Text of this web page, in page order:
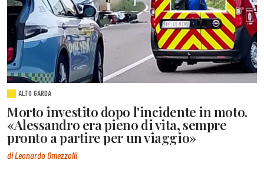
ALTO GARDA
Morto investito dopo l'incidente in moto.
«Alessandro era pieno di vita, sempre
pronto a partire per un viaggio»
di Leonardo Omezzolli